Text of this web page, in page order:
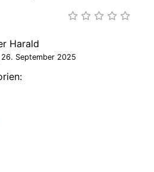
Harald
September 2025